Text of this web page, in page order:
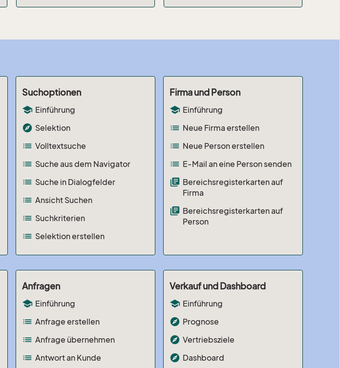
Suchoptionen
school Einführung
explore Selektion
list Volltextsuche
list Suche aus dem Navigator
list Suche in Dialogfelder
list Ansicht Suchen
list Suchkriterien
list Selektion erstellen
Firma und Person
school Einführung
list Neue Firma erstellen
list Neue Person erstellen
list E-Mail an eine Person senden
library_books Bereichsregisterkarten auf
Firma
library_books Bereichsregisterkarten auf
Person
Anfragen
school Einführung
list Anfrage erstellen
list Anfrage übernehmen
list Antwort an Kunde
Verkauf und Dashboard
school Einführung
explore Prognose
explore Vertriebsziele
explore Dashboard